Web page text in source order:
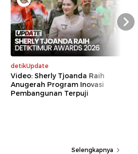
detikUpdate
Video: Sherly Tjoanda Raih
Anugerah Program Inovasi
Pembangunan Terpuji
Next
Selengkapnya